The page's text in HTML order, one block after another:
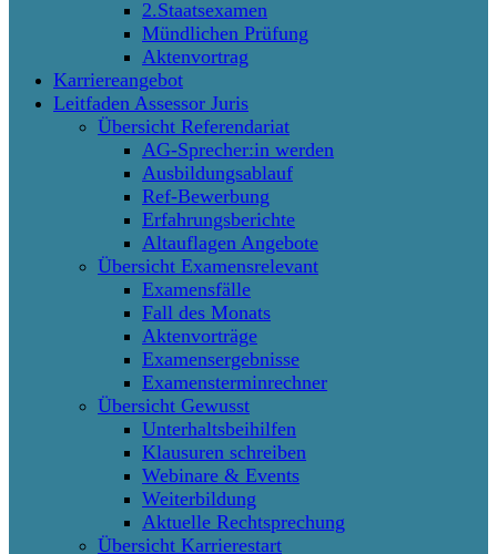
2.Staatsexamen
Mündlichen Prüfung
Aktenvortrag
Karriereangebot
Leitfaden Assessor Juris
Übersicht Referendariat
AG-Sprecher:in werden
Ausbildungsablauf
Ref-Bewerbung
Erfahrungsberichte
Altauflagen Angebote
Übersicht Examensrelevant
Examensfälle
Fall des Monats
Aktenvorträge
Examensergebnisse
Examensterminrechner
Übersicht Gewusst
Unterhaltsbeihilfen
Klausuren schreiben
Webinare & Events
Weiterbildung
Aktuelle Rechtsprechung
Übersicht Karrierestart